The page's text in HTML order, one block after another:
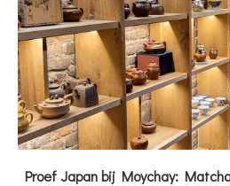
Proef Japan bij Moychay: